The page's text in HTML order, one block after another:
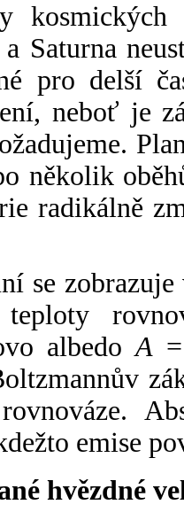
Saturna
pro delší
neboť je
několik
radikálně
se
albedoA
emise
hvězdné